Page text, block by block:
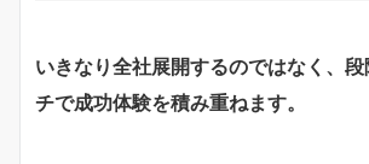
いきなり全社展開するのではなく、
チで成功体験を積み重ねます。